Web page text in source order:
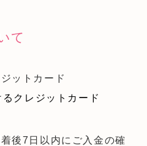
て
ットカード
後7日以内にご入金の確